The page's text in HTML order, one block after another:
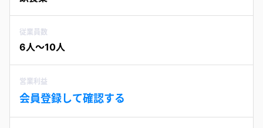
従業員数
6人〜10人
営業利益
会員登録して確認する